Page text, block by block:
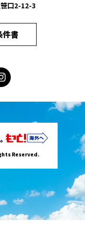
口2-12-3
件書
Reserved.